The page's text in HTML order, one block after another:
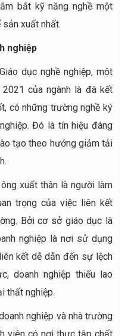
bắt kỹ năng nghề một
xuất nhất.
nghiệp
dục nghề nghiệp, một
của ngành là đã kết
có những trường nghề ký
Đó là tín hiệu đáng
tạo theo hướng giảm tải
xuất thân là người làm
trọng của việc liên kết
Bởi cơ sở giáo dục là
nghiệp là nơi sử dụng
kết dễ dẫn đến sự lệch
doanh nghiệp thiếu lao
thất nghiệp.
nghiệp và nhà trường